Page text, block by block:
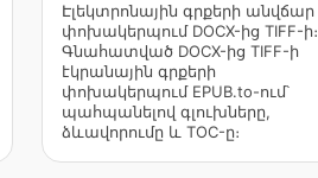
Էլեկտրոնային գրքերի անվճար
փոխակերպում DOCX-ից TIFF-ի։
Գնահատված DOCX-ից TIFF-ի
էկրանային գրքերի
փոխակերպում EPUB.to-ում՝
պահպանելով գլուխները,
ձևավորումը և TOC-ը։